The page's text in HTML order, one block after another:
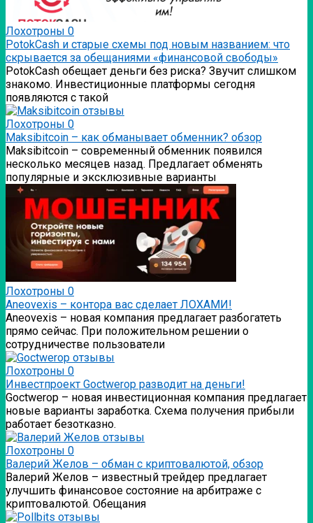
Лохотроны 0
PotokCash и старые схемы под новым названием: что
скрывается за обещаниями «финансовой свободы»
PotokCash обещает деньги без риска? Звучит слишком
знакомо. Инвестиционные платформы сегодня
появляются с такой
Лохотроны 0
Мaksibitcoin – как обманывает обменник? обзор
Мaksibitcoin – современный обменник появился
несколько месяцев назад. Предлагает обменять
популярные и эксклюзивные варианты
Лохотроны 0
Аneovexis – контора вас сделает ЛОХАМИ!
Аneovexis – новая компания предлагает разбогатеть
прямо сейчас. При положительном решении о
сотрудничестве пользователи
Лохотроны 0
Инвестпроект Goctwerop разводит на деньги!
Goctwerop – новая инвестиционная компания предлагает
новые варианты заработка. Схема получения прибыли
работает безотказно.
Лохотроны 0
Валерий Желов – обман с криптовалютой, обзор
Валерий Желов – известный трейдер предлагает
улучшить финансовое состояние на арбитраже с
криптовалютой. Обещания